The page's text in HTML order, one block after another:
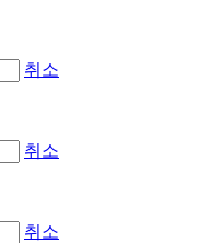
취소
취소
취소